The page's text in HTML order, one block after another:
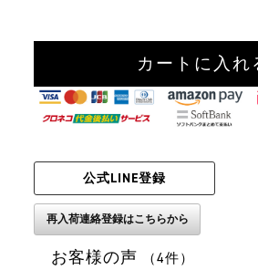
公式LINE登録
お客様の声 （4件）